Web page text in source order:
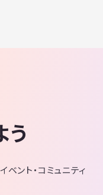
う
ント・コミュニティ